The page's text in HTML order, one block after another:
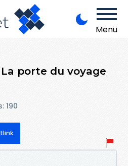
Menu
porte du voyage
190